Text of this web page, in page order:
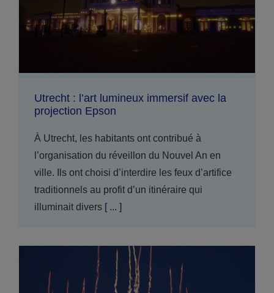
faire indéfectiblement transmis dans une région
historique de l'industrie textile.Aujourd'hui, face
Utrecht : l’art lumineux immersif avec la
projection Epson
À Utrecht, les habitants ont contribué à
l’organisation du réveillon du Nouvel An en
ville. Ils ont choisi d’interdire les feux d’artifice
traditionnels au profit d’un itinéraire qui
illuminait divers[ ... ]